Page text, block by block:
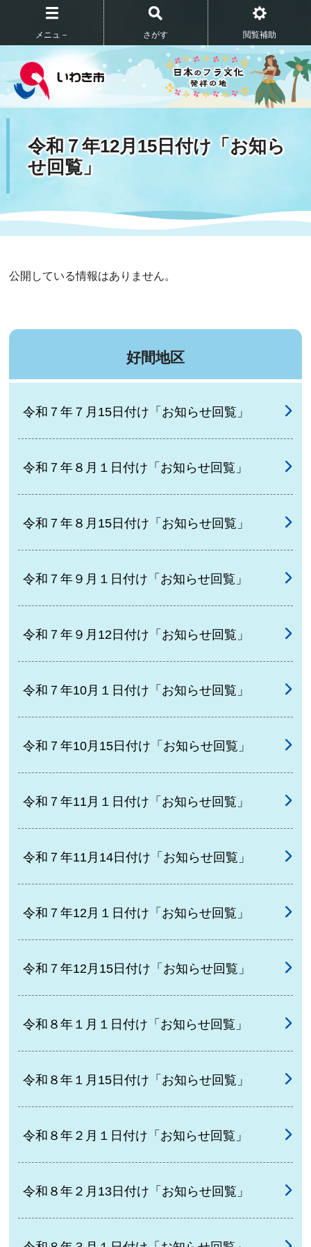
メニュ－ さがす 閲覧補助
令和７年12月15日付け「お知ら
せ回覧」
公開している情報はありません。
好間地区
令和７年７月15日付け「お知らせ回覧」
令和７年８月１日付け「お知らせ回覧」
令和７年８月15日付け「お知らせ回覧」
令和７年９月１日付け「お知らせ回覧」
令和７年９月12日付け「お知らせ回覧」
令和７年10月１日付け「お知らせ回覧」
令和７年10月15日付け「お知らせ回覧」
令和７年11月１日付け「お知らせ回覧」
令和７年11月14日付け「お知らせ回覧」
令和７年12月１日付け「お知らせ回覧」
令和７年12月15日付け「お知らせ回覧」
令和８年１月１日付け「お知らせ回覧」
令和８年１月15日付け「お知らせ回覧」
令和８年２月１日付け「お知らせ回覧」
令和８年２月13日付け「お知らせ回覧」